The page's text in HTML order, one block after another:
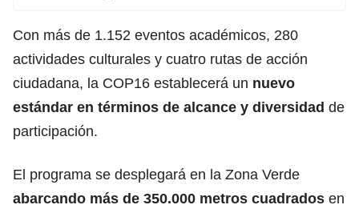
Con más de 1.152 eventos académicos, 280
actividades culturales y cuatro rutas de acción
ciudadana, la COP16 establecerá un nuevo
estándar en términos de alcance y diversidad de
participación.
El programa se desplegará en la Zona Verde
abarcando más de 350.000 metros cuadrados en